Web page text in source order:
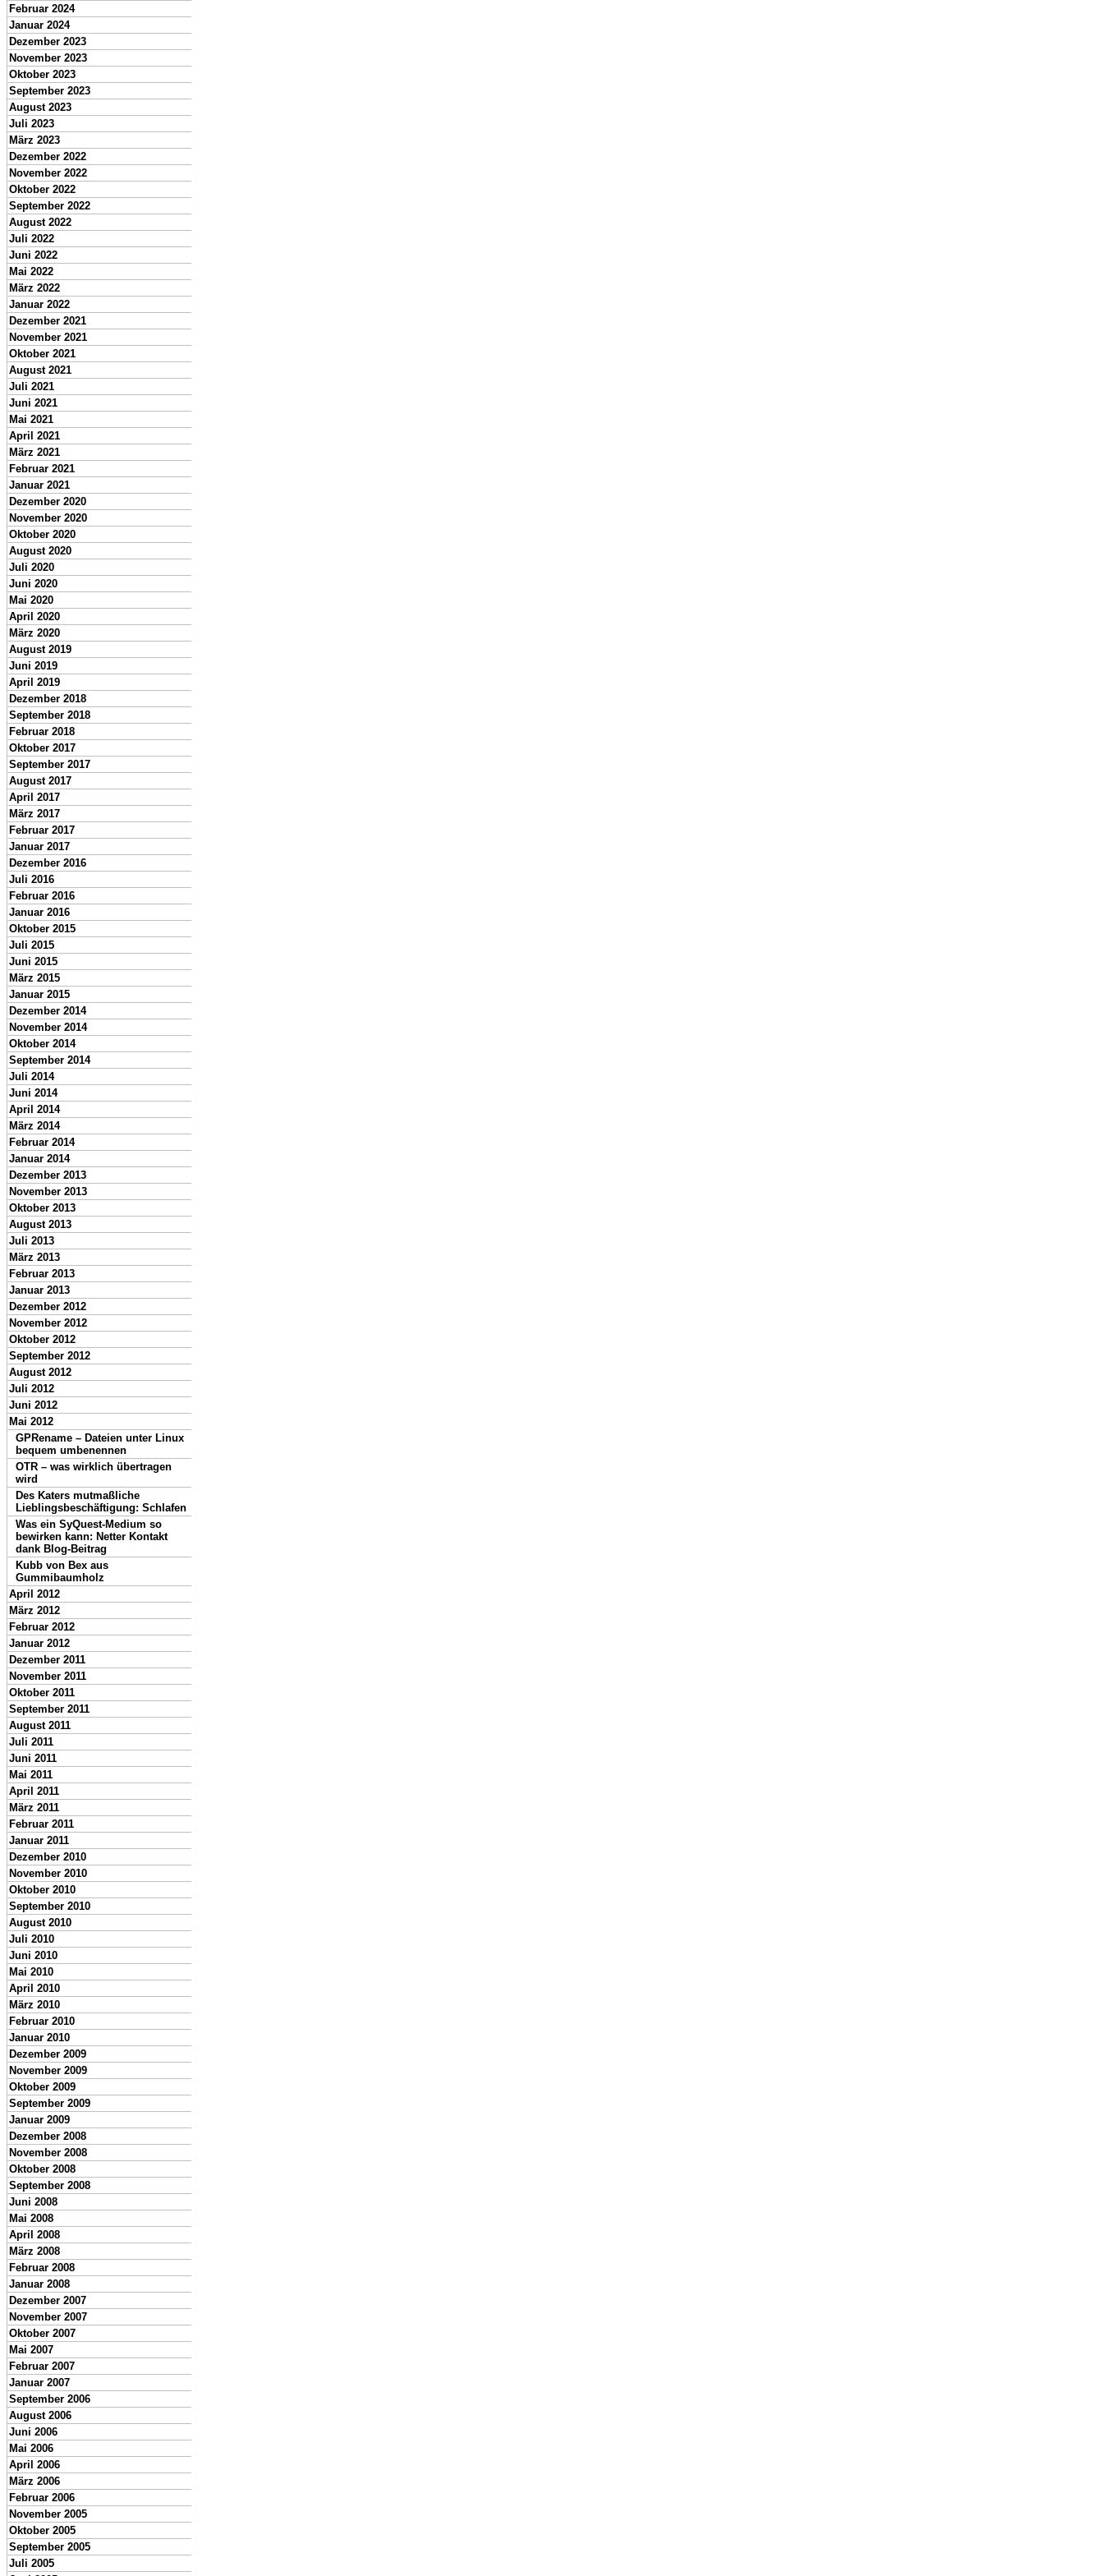
Februar 2024
Januar 2024
Dezember 2023
November 2023
Oktober 2023
September 2023
August 2023
Juli 2023
März 2023
Dezember 2022
November 2022
Oktober 2022
September 2022
August 2022
Juli 2022
Juni 2022
Mai 2022
März 2022
Januar 2022
Dezember 2021
November 2021
Oktober 2021
August 2021
Juli 2021
Juni 2021
Mai 2021
April 2021
März 2021
Februar 2021
Januar 2021
Dezember 2020
November 2020
Oktober 2020
August 2020
Juli 2020
Juni 2020
Mai 2020
April 2020
März 2020
August 2019
Juni 2019
April 2019
Dezember 2018
September 2018
Februar 2018
Oktober 2017
September 2017
August 2017
April 2017
März 2017
Februar 2017
Januar 2017
Dezember 2016
Juli 2016
Februar 2016
Januar 2016
Oktober 2015
Juli 2015
Juni 2015
März 2015
Januar 2015
Dezember 2014
November 2014
Oktober 2014
September 2014
Juli 2014
Juni 2014
April 2014
März 2014
Februar 2014
Januar 2014
Dezember 2013
November 2013
Oktober 2013
August 2013
Juli 2013
März 2013
Februar 2013
Januar 2013
Dezember 2012
November 2012
Oktober 2012
September 2012
August 2012
Juli 2012
Juni 2012
Mai 2012
GPRename – Dateien unter Linux
bequem umbenennen
OTR – was wirklich übertragen
wird
Des Katers mutmaßliche
Lieblingsbeschäftigung: Schlafen
Was ein SyQuest-Medium so
bewirken kann: Netter Kontakt
dank Blog-Beitrag
Kubb von Bex aus
Gummibaumholz
April 2012
März 2012
Februar 2012
Januar 2012
Dezember 2011
November 2011
Oktober 2011
September 2011
August 2011
Juli 2011
Juni 2011
Mai 2011
April 2011
März 2011
Februar 2011
Januar 2011
Dezember 2010
November 2010
Oktober 2010
September 2010
August 2010
Juli 2010
Juni 2010
Mai 2010
April 2010
März 2010
Februar 2010
Januar 2010
Dezember 2009
November 2009
Oktober 2009
September 2009
Januar 2009
Dezember 2008
November 2008
Oktober 2008
September 2008
Juni 2008
Mai 2008
April 2008
März 2008
Februar 2008
Januar 2008
Dezember 2007
November 2007
Oktober 2007
Mai 2007
Februar 2007
Januar 2007
September 2006
August 2006
Juni 2006
Mai 2006
April 2006
März 2006
Februar 2006
November 2005
Oktober 2005
September 2005
Juli 2005